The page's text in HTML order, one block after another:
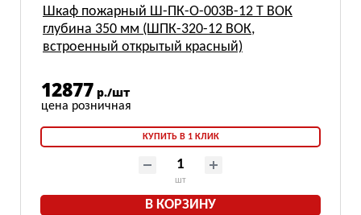
Шкаф пожарный Ш-ПК-О-003В-12 Т ВОК
глубина 350 мм (ШПК-320-12 ВОК,
встроенный открытый красный)
12877 р./шт
КУПИТЬ В 1 КЛИК
шт
В КОРЗИНУ